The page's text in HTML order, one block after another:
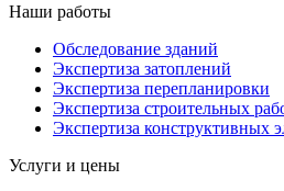
Наши работы
Обследование зданий
Экспертиза затоплений
Экспертиза перепланировки
Экспертиза строительных
Экспертиза конструктивных
Услуги и цены